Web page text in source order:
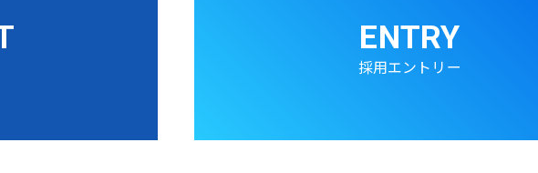
ENTRY
採用エントリー